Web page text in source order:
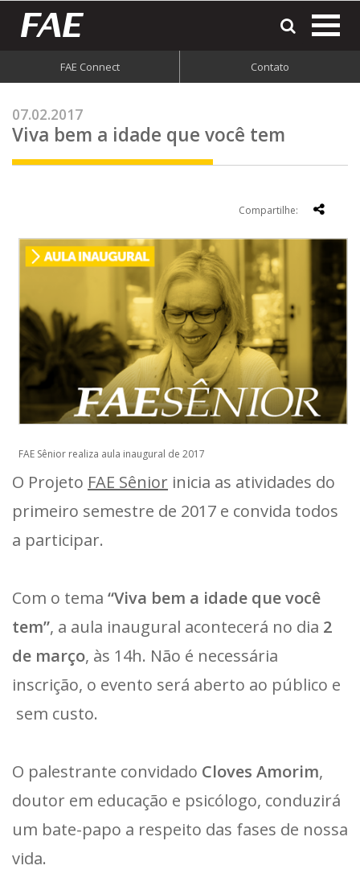
FAE Connect Contato
07.02.2017
Viva bem a idade que você tem
Compartilhe:
FAE Sênior realiza aula inaugural de 2017
O Projeto FAE Sênior inicia as atividades do
primeiro semestre de 2017 e convida todos
a participar.
Com o tema “Viva bem a idade que você
tem”, a aula inaugural acontecerá no dia 2
de março, às 14h. Não é necessária
inscrição, o evento será aberto ao público e
sem custo.
O palestrante convidado Cloves Amorim,
doutor em educação e psicólogo, conduzirá
um bate-papo a respeito das fases de nossa
vida.